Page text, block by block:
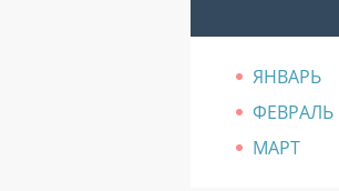
ЯНВАРЬ
ФЕВРАЛЬ
МАРТ